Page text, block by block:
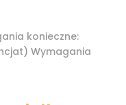
konieczne:
Wymagania